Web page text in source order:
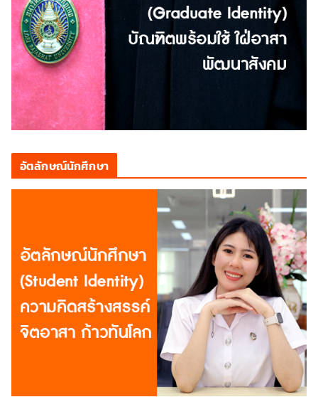
อัตลักษณ์นักศึกษา